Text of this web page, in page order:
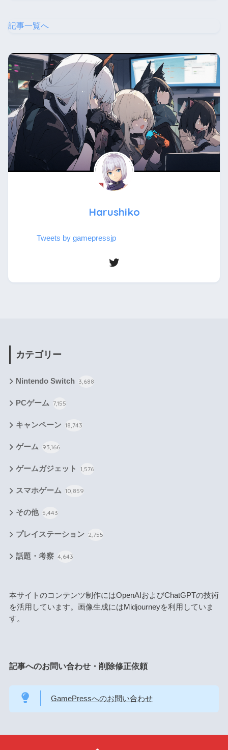
記事一覧へ
Harushiko
Tweets by gamepressjp
カテゴリー
Nintendo Switch 3,688
PCゲーム 7,155
キャンペーン 18,743
ゲーム 93,166
ゲームガジェット 1,576
スマホゲーム 10,859
その他 5,443
プレイステーション 2,755
話題・考察 4,643
本サイトのコンテンツ制作にはOpenAIおよびChatGPTの技術
を活用しています。画像生成にはMidjourneyを利用していま
す。
記事へのお問い合わせ・削除修正依頼
GamePressへのお問い合わせ